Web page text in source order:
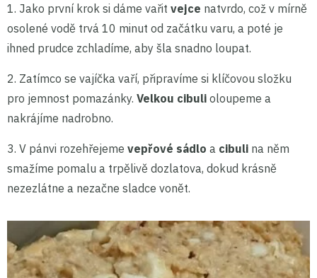
1. Jako první krok si dáme vařit vejce natvrdo, což v mírně
osolené vodě trvá 10 minut od začátku varu, a poté je
ihned prudce zchladíme, aby šla snadno loupat.
2. Zatímco se vajíčka vaří, připravíme si klíčovou složku
pro jemnost pomazánky. Velkou cibuli oloupeme a
nakrájíme nadrobno.
3. V pánvi rozehřejeme vepřové sádlo a cibuli na něm
smažíme pomalu a trpělivě dozlatova, dokud krásně
nezezlátne a nezačne sladce vonět.